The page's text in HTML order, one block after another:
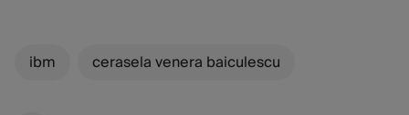
ibm cerasela venera baiculescu